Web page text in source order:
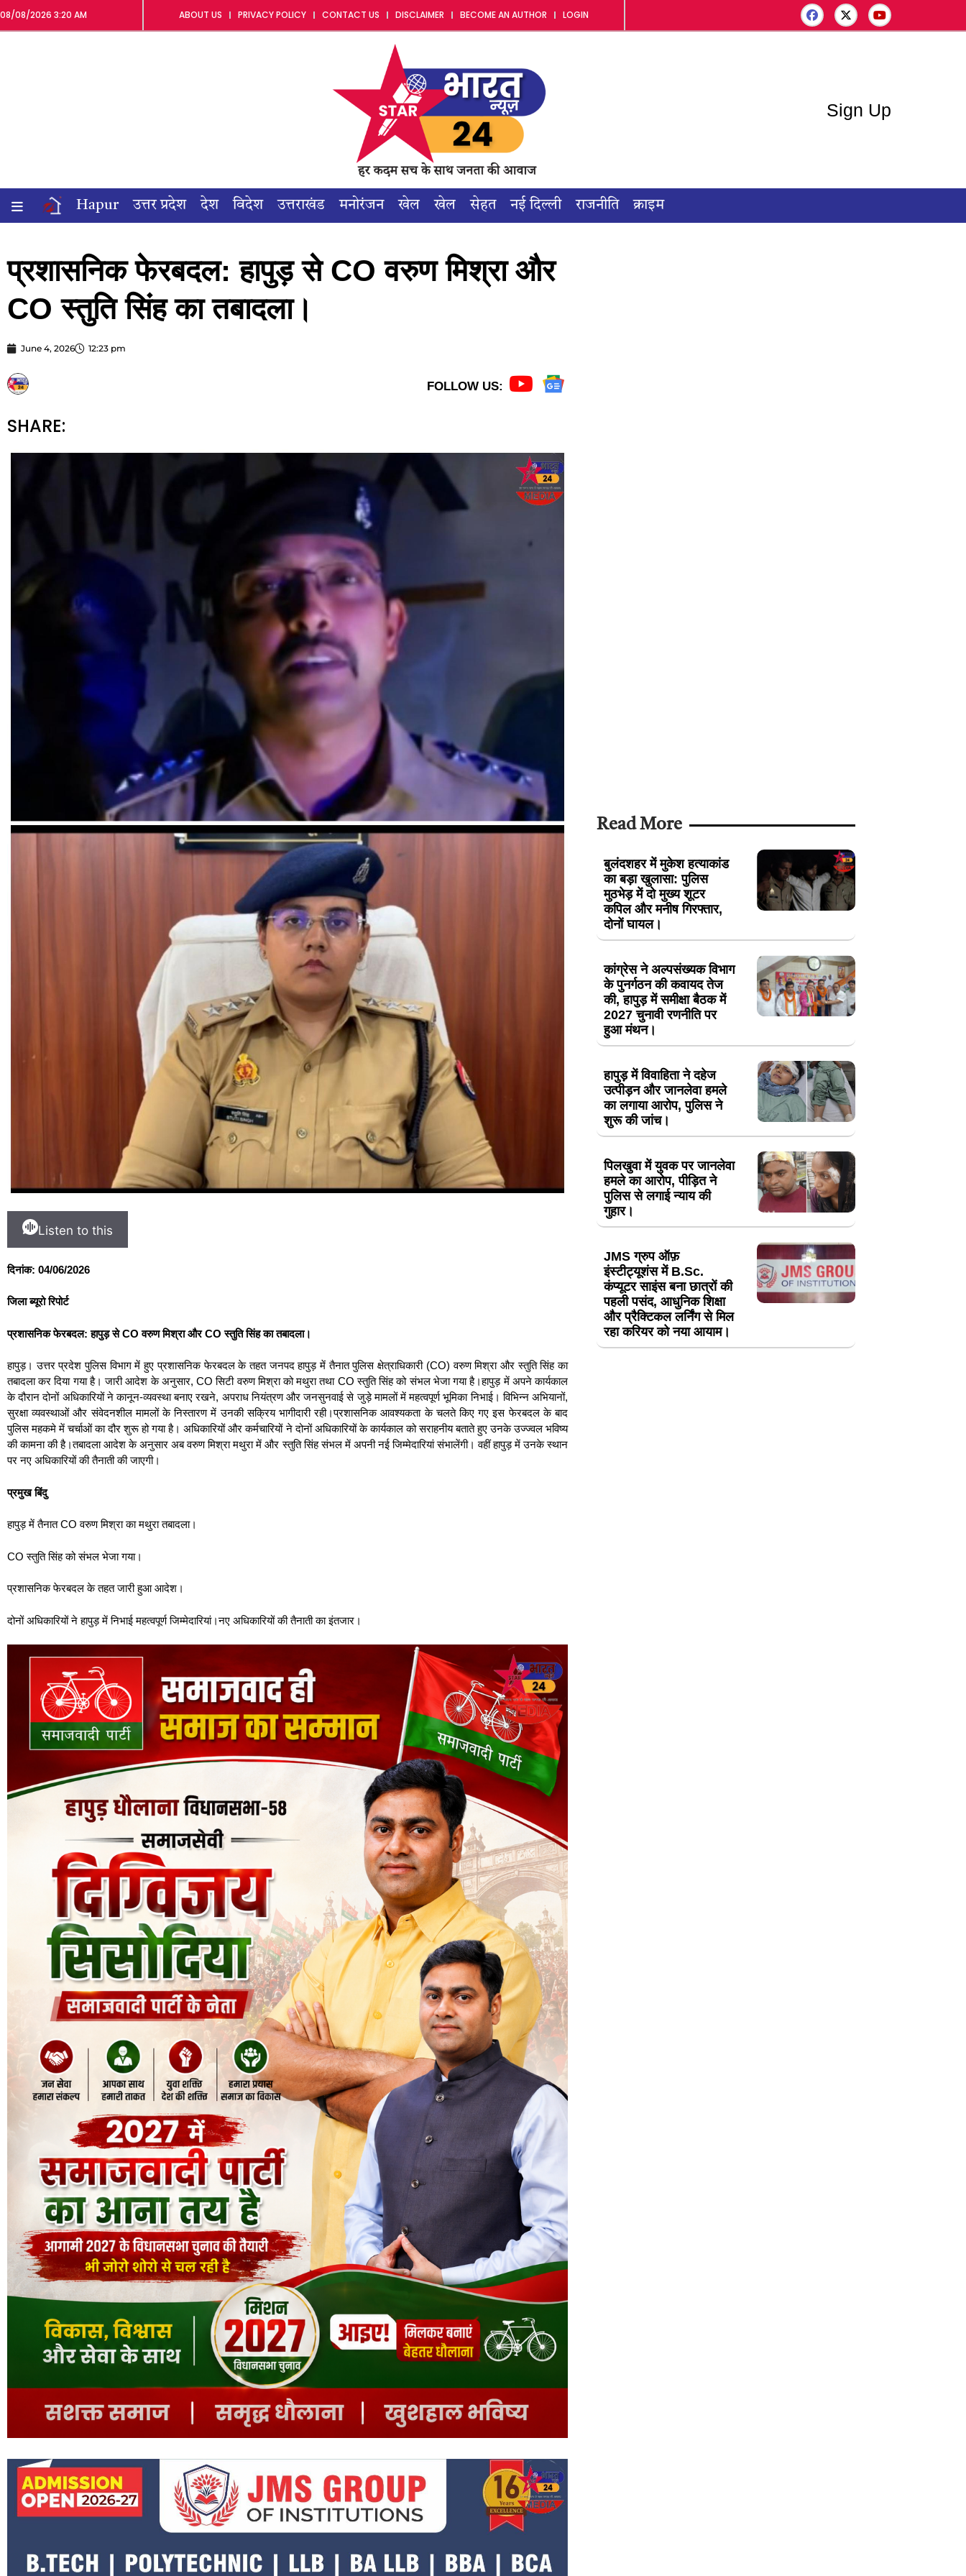
08/08/2026 3:20 AM ABOUT US PRIVACY POLICY CONTACT US DISCLAIMER BECOME AN AUTHOR LOGIN
Sign Up
Hapur उत्तर प्रदेश देश विदेश उत्तराखंड मनोरंजन खेल खेल सेहत नई दिल्ली राजनीति क्राइम
प्रशासनिक फेरबदल: हापुड़ से CO वरुण मिश्रा और
CO स्तुति सिंह का तबादला।
June 4, 2026 12:23 pm
FOLLOW US:
SHARE:
Listen to this
दिनांक: 04/06/2026
जिला ब्यूरो रिपोर्ट
प्रशासनिक फेरबदल: हापुड़ से CO वरुण मिश्रा और CO स्तुति सिंह का तबादला।
हापुड़। उत्तर प्रदेश पुलिस विभाग में हुए प्रशासनिक फेरबदल के तहत जनपद हापुड़ में तैनात पुलिस क्षेत्राधिकारी (CO) वरुण मिश्रा और स्तुति सिंह का
तबादला कर दिया गया है। जारी आदेश के अनुसार, CO सिटी वरुण मिश्रा को मथुरा तथा CO स्तुति सिंह को संभल भेजा गया है।हापुड़ में अपने कार्यकाल
के दौरान दोनों अधिकारियों ने कानून-व्यवस्था बनाए रखने, अपराध नियंत्रण और जनसुनवाई से जुड़े मामलों में महत्वपूर्ण भूमिका निभाई। विभिन्न अभियानों,
सुरक्षा व्यवस्थाओं और संवेदनशील मामलों के निस्तारण में उनकी सक्रिय भागीदारी रही।प्रशासनिक आवश्यकता के चलते किए गए इस फेरबदल के बाद
पुलिस महकमे में चर्चाओं का दौर शुरू हो गया है। अधिकारियों और कर्मचारियों ने दोनों अधिकारियों के कार्यकाल को सराहनीय बताते हुए उनके उज्ज्वल भविष्य
की कामना की है।तबादला आदेश के अनुसार अब वरुण मिश्रा मथुरा में और स्तुति सिंह संभल में अपनी नई जिम्मेदारियां संभालेंगी। वहीं हापुड़ में उनके स्थान
पर नए अधिकारियों की तैनाती की जाएगी।
प्रमुख बिंदु
हापुड़ में तैनात CO वरुण मिश्रा का मथुरा तबादला।
CO स्तुति सिंह को संभल भेजा गया।
प्रशासनिक फेरबदल के तहत जारी हुआ आदेश।
दोनों अधिकारियों ने हापुड़ में निभाई महत्वपूर्ण जिम्मेदारियां।नए अधिकारियों की तैनाती का इंतजार।
Read More
बुलंदशहर में मुकेश हत्याकांड
का बड़ा खुलासा: पुलिस
मुठभेड़ में दो मुख्य शूटर
कपिल और मनीष गिरफ्तार,
दोनों घायल।
कांग्रेस ने अल्पसंख्यक विभाग
के पुनर्गठन की कवायद तेज
की, हापुड़ में समीक्षा बैठक में
2027 चुनावी रणनीति पर
हुआ मंथन।
हापुड़ में विवाहिता ने दहेज
उत्पीड़न और जानलेवा हमले
का लगाया आरोप, पुलिस ने
शुरू की जांच।
पिलखुवा में युवक पर जानलेवा
हमले का आरोप, पीड़ित ने
पुलिस से लगाई न्याय की
गुहार।
JMS ग्रुप ऑफ़
इंस्टीट्यूशंस में B.Sc.
कंप्यूटर साइंस बना छात्रों की
पहली पसंद, आधुनिक शिक्षा
और प्रैक्टिकल लर्निंग से मिल
रहा करियर को नया आयाम।